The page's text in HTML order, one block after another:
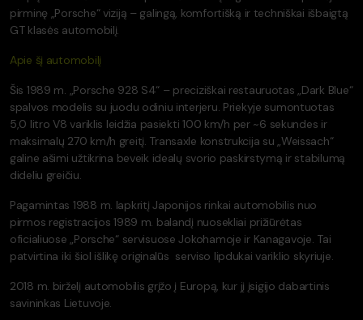
pirminę „Porsche“ viziją – galingą, komfortišką ir techniškai išbaigtą
GT klasės automobilį.
Apie šį automobilį
Šis 1989 m. „Porsche 928 S4“ – preciziškai restauruotas „Dark Blue“
spalvos modelis su juodu odiniu interjeru. Priekyje sumontuotas
5,0 litro V8 variklis leidžia pasiekti 100 km/h per ~6 sekundes ir
maksimalų 270 km/h greitį. Transaxle konstrukcija su „Weissach“
galine ašimi užtikrina beveik idealų svorio paskirstymą ir stabilumą
dideliu greičiu.
Pagamintas 1988 m. lapkritį Japonijos rinkai automobilis nuo
pirmos registracijos 1989 m. balandį nuosekliai prižiūrėtas
oficialiuose „Porsche“ servisuose Jokohamoje ir Kanagavoje. Tai
patvirtina iki šiol išlikę originalūs serviso lipdukai variklio skyriuje.
2018 m. birželį automobilis grįžo į Europą, kur jį įsigijo dabartinis
savininkas Lietuvoje.